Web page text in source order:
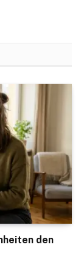
den